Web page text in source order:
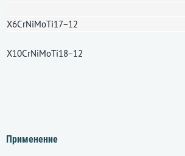
X6CrNiMoTi17−12
X10CrNiMoTi18−12
Применение